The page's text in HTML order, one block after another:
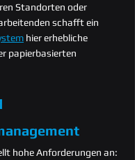
Standorten oder
schafft ein
hier erhebliche
papierbasierten
hohe Anforderungen an: